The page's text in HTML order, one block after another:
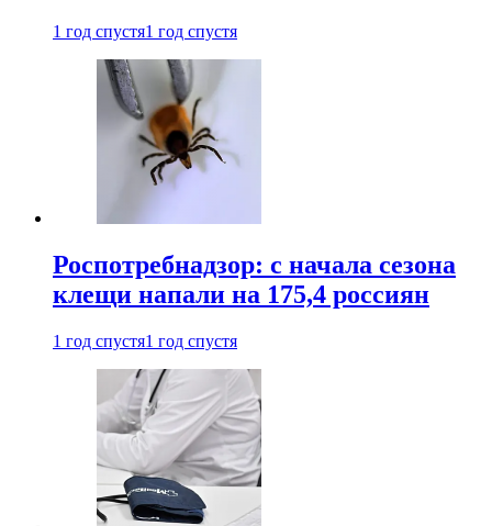
1 год спустя1 год спустя
Роспотребнадзор: с начала сезона
клещи напали на 175,4 россиян
1 год спустя1 год спустя